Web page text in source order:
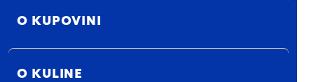
O KUPOVINI
O KULINE